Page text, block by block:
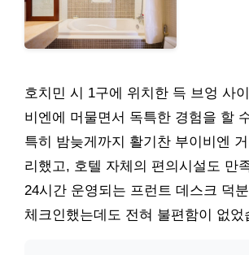
호치민 시 1구에 위치한 득 브엉 사
비엔에 머물면서 독특한 경험을 할
특히 밤늦게까지 활기찬 부이비엔
리했고, 호텔 자체의 편의시설도 만
24시간 운영되는 프런트 데스크 덕
체크인했는데도 전혀 불편함이 없었